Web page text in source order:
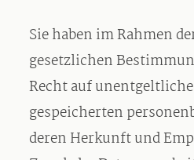
Sie haben im Rahmen
gesetzlichen
Recht auf
gespeicherten
deren Herkunft und